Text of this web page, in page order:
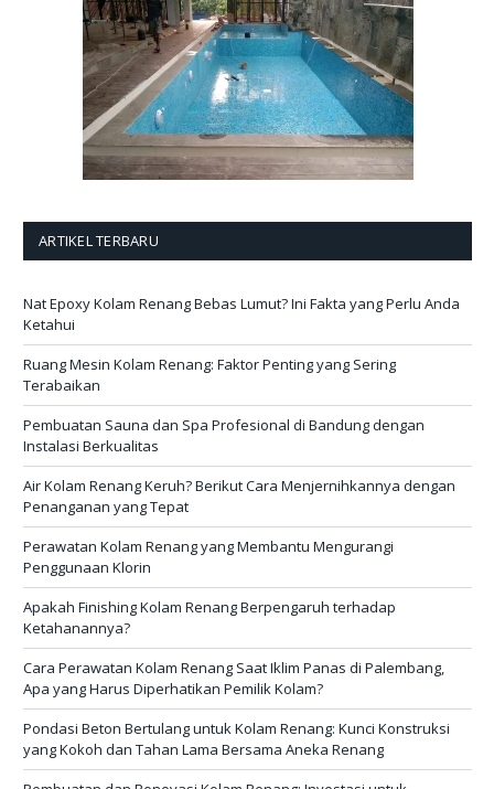
ARTIKEL TERBARU
Nat Epoxy Kolam Renang Bebas Lumut? Ini Fakta yang Perlu Anda
Ketahui
Ruang Mesin Kolam Renang: Faktor Penting yang Sering
Terabaikan
Pembuatan Sauna dan Spa Profesional di Bandung dengan
Instalasi Berkualitas
Air Kolam Renang Keruh? Berikut Cara Menjernihkannya dengan
Penanganan yang Tepat
Perawatan Kolam Renang yang Membantu Mengurangi
Penggunaan Klorin
Apakah Finishing Kolam Renang Berpengaruh terhadap
Ketahanannya?
Cara Perawatan Kolam Renang Saat Iklim Panas di Palembang,
Apa yang Harus Diperhatikan Pemilik Kolam?
Pondasi Beton Bertulang untuk Kolam Renang: Kunci Konstruksi
yang Kokoh dan Tahan Lama Bersama Aneka Renang